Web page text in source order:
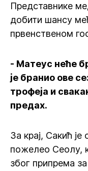
Представнике
добити шансу
првенственом
- Матеус неће
је бранио ове
трофеја и
предах.
За крај, Сакић
пожелео Сеолу,
због припрема